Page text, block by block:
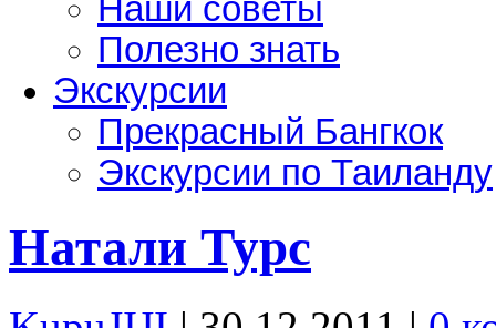
Наши советы
Полезно знать
Экскурсии
Прекрасный Бангкок
Экскурсии по Таиланду
Натали Турс